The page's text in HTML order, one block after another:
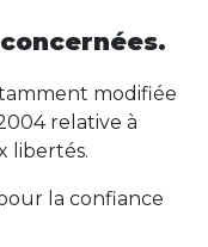
modifiée
relative à
libertés.
la confiance